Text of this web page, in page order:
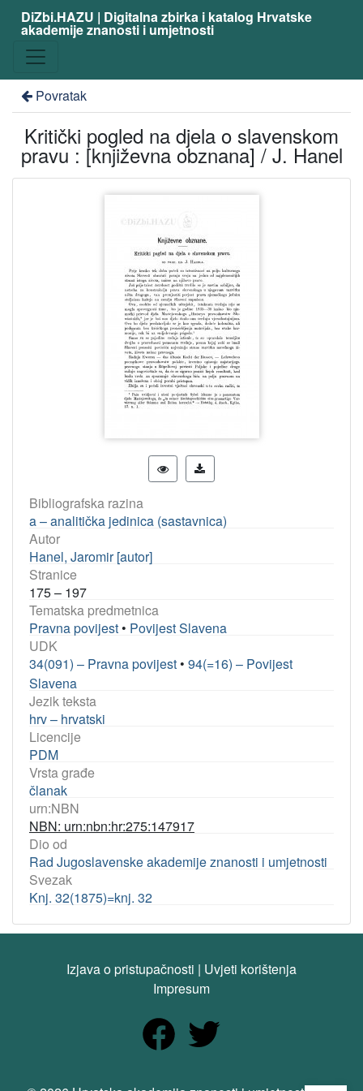
DiZbi.HAZU | Digitalna zbirka i katalog Hrvatske
akademije znanosti i umjetnosti
Povratak
Kritički pogled na djela o slavenskom
pravu : [književna obznana] / J. Hanel
Bibliografska razina
a – analitička jedinica (sastavnica)
Autor
Hanel, Jaromir [autor]
Stranice
175 – 197
Tematska predmetnica
Pravna povijest • Povijest Slavena
UDK
34(091) – Pravna povijest • 94(=16) – Povijest
Slavena
Jezik teksta
hrv – hrvatski
Licencije
PDM
Vrsta građe
članak
urn:NBN
NBN: urn:nbn:hr:275:147917
Dio od
Rad Jugoslavenske akademije znanosti i umjetnosti
Svezak
Knj. 32(1875)=knj. 32
Izjava o pristupačnosti | Uvjeti korištenja
Impresum